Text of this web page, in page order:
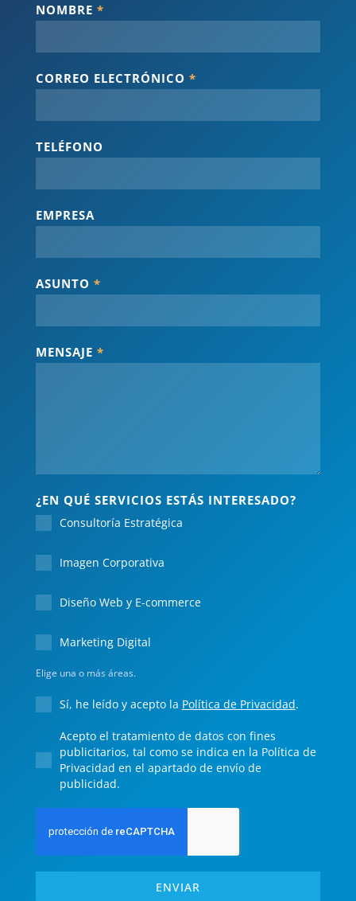
NOMBRE *
CORREO ELECTRÓNICO *
TELÉFONO
EMPRESA
ASUNTO *
MENSAJE *
¿EN QUÉ SERVICIOS ESTÁS INTERESADO?
Consultoría Estratégica
Imagen Corporativa
Diseño Web y E-commerce
Marketing Digital
Elige una o más áreas.
Sí, he leído y acepto la Política de Privacidad.
Acepto el tratamiento de datos con fines
publicitarios, tal como se indica en la Política de
Privacidad en el apartado de envío de
publicidad.
ENVIAR